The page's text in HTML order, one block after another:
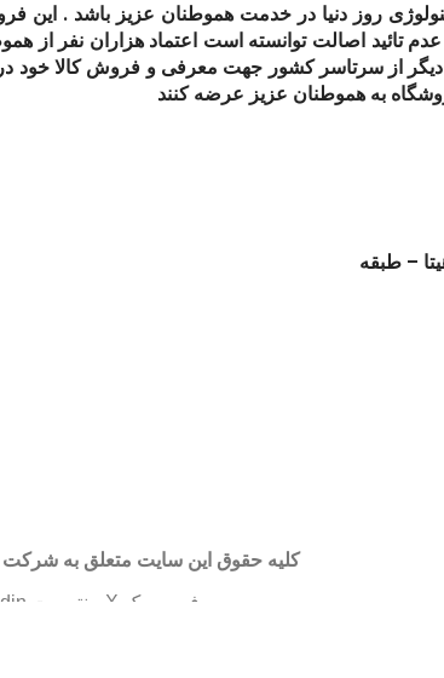
روز دنیا در خدمت هموطنان عزیز باشد . این
تائید اصالت توانسته است اعتماد هزاران نفر از
از سرتاسر کشور جهت معرفی و فروش کالا خود در
به هموطنان عزیز عرضه کنند
– طبقه
کلیه حقوق این سایت متعلق به شرکت
فیس بوک X پینترست